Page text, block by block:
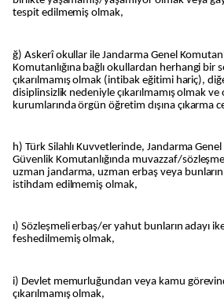
tespit edilmemiş olmak,
ğ) Askerî okullar ile Jandarma Genel
Komutanlığına bağlı okullardan herhangi bir
çıkarılmamış olmak (intibak eğitimi hariç),
disiplinsizlik nedeniyle çıkarılmamış olmak
kurumlarında örgün öğretim dışına çıkarma
h) Türk Silahlı Kuvvetlerinde, Jandarma Genel
Güvenlik Komutanlığında muvazzaf/
uzman jandarma, uzman erbaş veya
istihdam edilmemiş olmak,
ı) Sözleşmeli erbaş/er yahut bunların adayı
feshedilmemiş olmak,
i) Devlet memurluğundan veya kamu
çıkarılmamış olmak,